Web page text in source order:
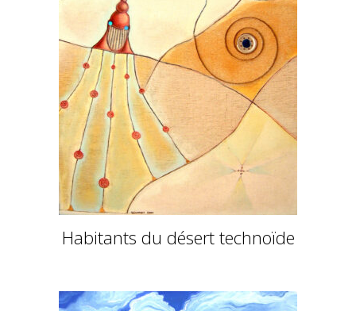
Habitants du désert technoïde